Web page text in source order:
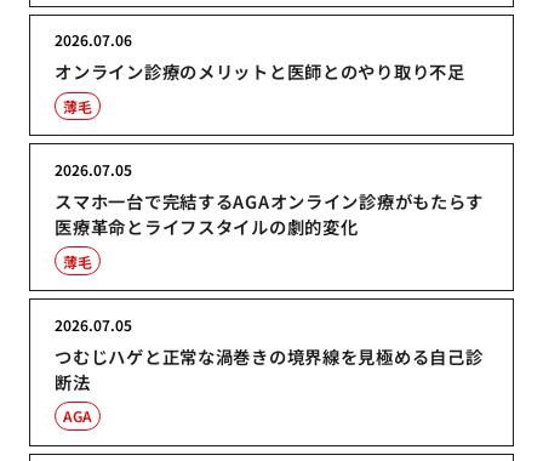
オンライン診療のメリットと医師とのやり取り不足
2026.07.06
薄毛
スマホ一台で完結するAGAオンライン診療がもたらす
医療革命とライフスタイルの劇的変化
2026.07.05
薄毛
つむじハゲと正常な渦巻きの境界線を見極める自己診
断法
2026.07.05
AGA